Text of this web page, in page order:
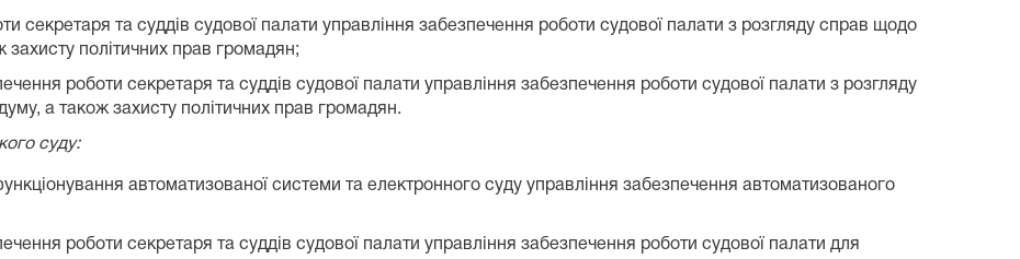
секретаря та суддів судової палати управління забезпечення роботи судової палати з розгляду справ щодо
політичних прав громадян;
роботи секретаря та суддів судової палати управління забезпечення роботи судової палати з розгляду
а також захисту політичних прав громадян.
суду:
автоматизованої системи та електронного суду управління забезпечення автоматизованого
роботи секретаря та суддів судової палати управління забезпечення роботи судової палати для